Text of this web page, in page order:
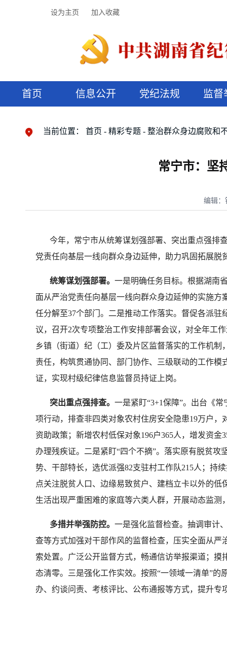
设为主页 加入收藏
首页 信息公开 党纪法规 监督
当前位置： 首页 精彩专题 整治群众身边腐败和
常宁市：坚
编辑：
今年，常宁市从统筹谋划强部署、突出重点强排
党责任向基层一线向群众身边延伸，助力巩固拓展脱
统筹谋划强部署。 一是明确任务目标。根据湖南
面从严治党责任向基层一线向群众身边延伸的实施
任分解至37个部门。二是推动工作落实。督促各派
议，召开2次专项整治工作安排部署会议，对全年工
乡镇（街道）纪（工）委及片区监督落实的工作机
责任，构筑贯通协同、部门协作、三级联动的工作
证，实现村级纪律信息监督员持证上岗。
突出重点强排查。 一是紧盯“3+1保障”。出台《
项行动，排查非四类对象农村住房安全隐患19万户，
资助政策；新增农村低保对象196户365人，增发资
办理残疾证。二是紧盯“四个不摘”。落实原有脱贫
势、干部特长，选优派强82支驻村工作队215人；持
点关注脱贫人口、边缘易致贫户、建档立卡以外的
生活出现严重困难的家庭等六类人群，开展动态监测
多措并举强防控。 一是强化监督检查。抽调审计
查等方式加强对干部作风的监督检查，压实全面从
索处置。广泛公开监督方式，畅通信访举报渠道；
态清零。三是强化工作实效。按照“一领域一清单”
办、约谈问责、考核评比、公布通报等方式，提升专